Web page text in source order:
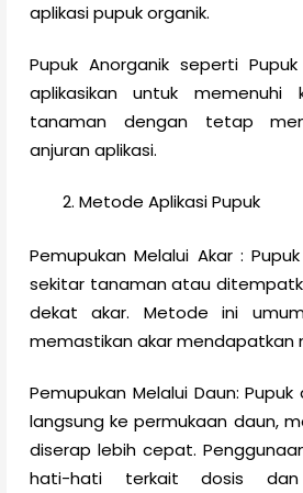
aplikasi pupuk organik.
Pupuk Anorganik seperti
aplikasikan untuk memenuhi
tanaman dengan tetap
anjuran aplikasi.
Metode Aplikasi Pupuk
Pemupukan Melalui Akar :
sekitar tanaman atau
dekat akar. Metode ini
memastikan akar mendapatkan
Pemupukan Melalui Daun:
langsung ke permukaan daun,
diserap lebih cepat.
hati-hati terkait dosis dan